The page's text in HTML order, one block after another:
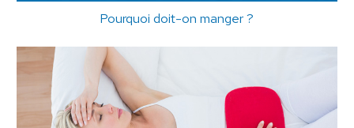
Pourquoi doit-on manger ?